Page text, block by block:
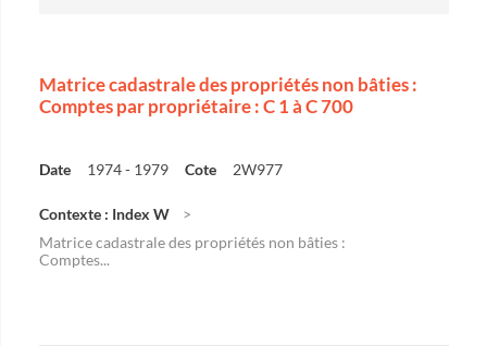
Matrice cadastrale des propriétés non bâties :
Comptes par propriétaire : C 1 à C 700
Date 1974 - 1979 Cote 2W977
Contexte : Index W
Matrice cadastrale des propriétés non bâties :
Comptes...